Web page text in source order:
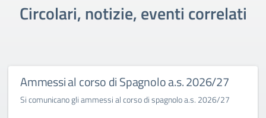
Circolari, notizie, eventi correlati
Ammessi al corso di Spagnolo a.s. 2026/27
Si comunicano gli ammessi al corso di spagnolo a.s. 2026/27